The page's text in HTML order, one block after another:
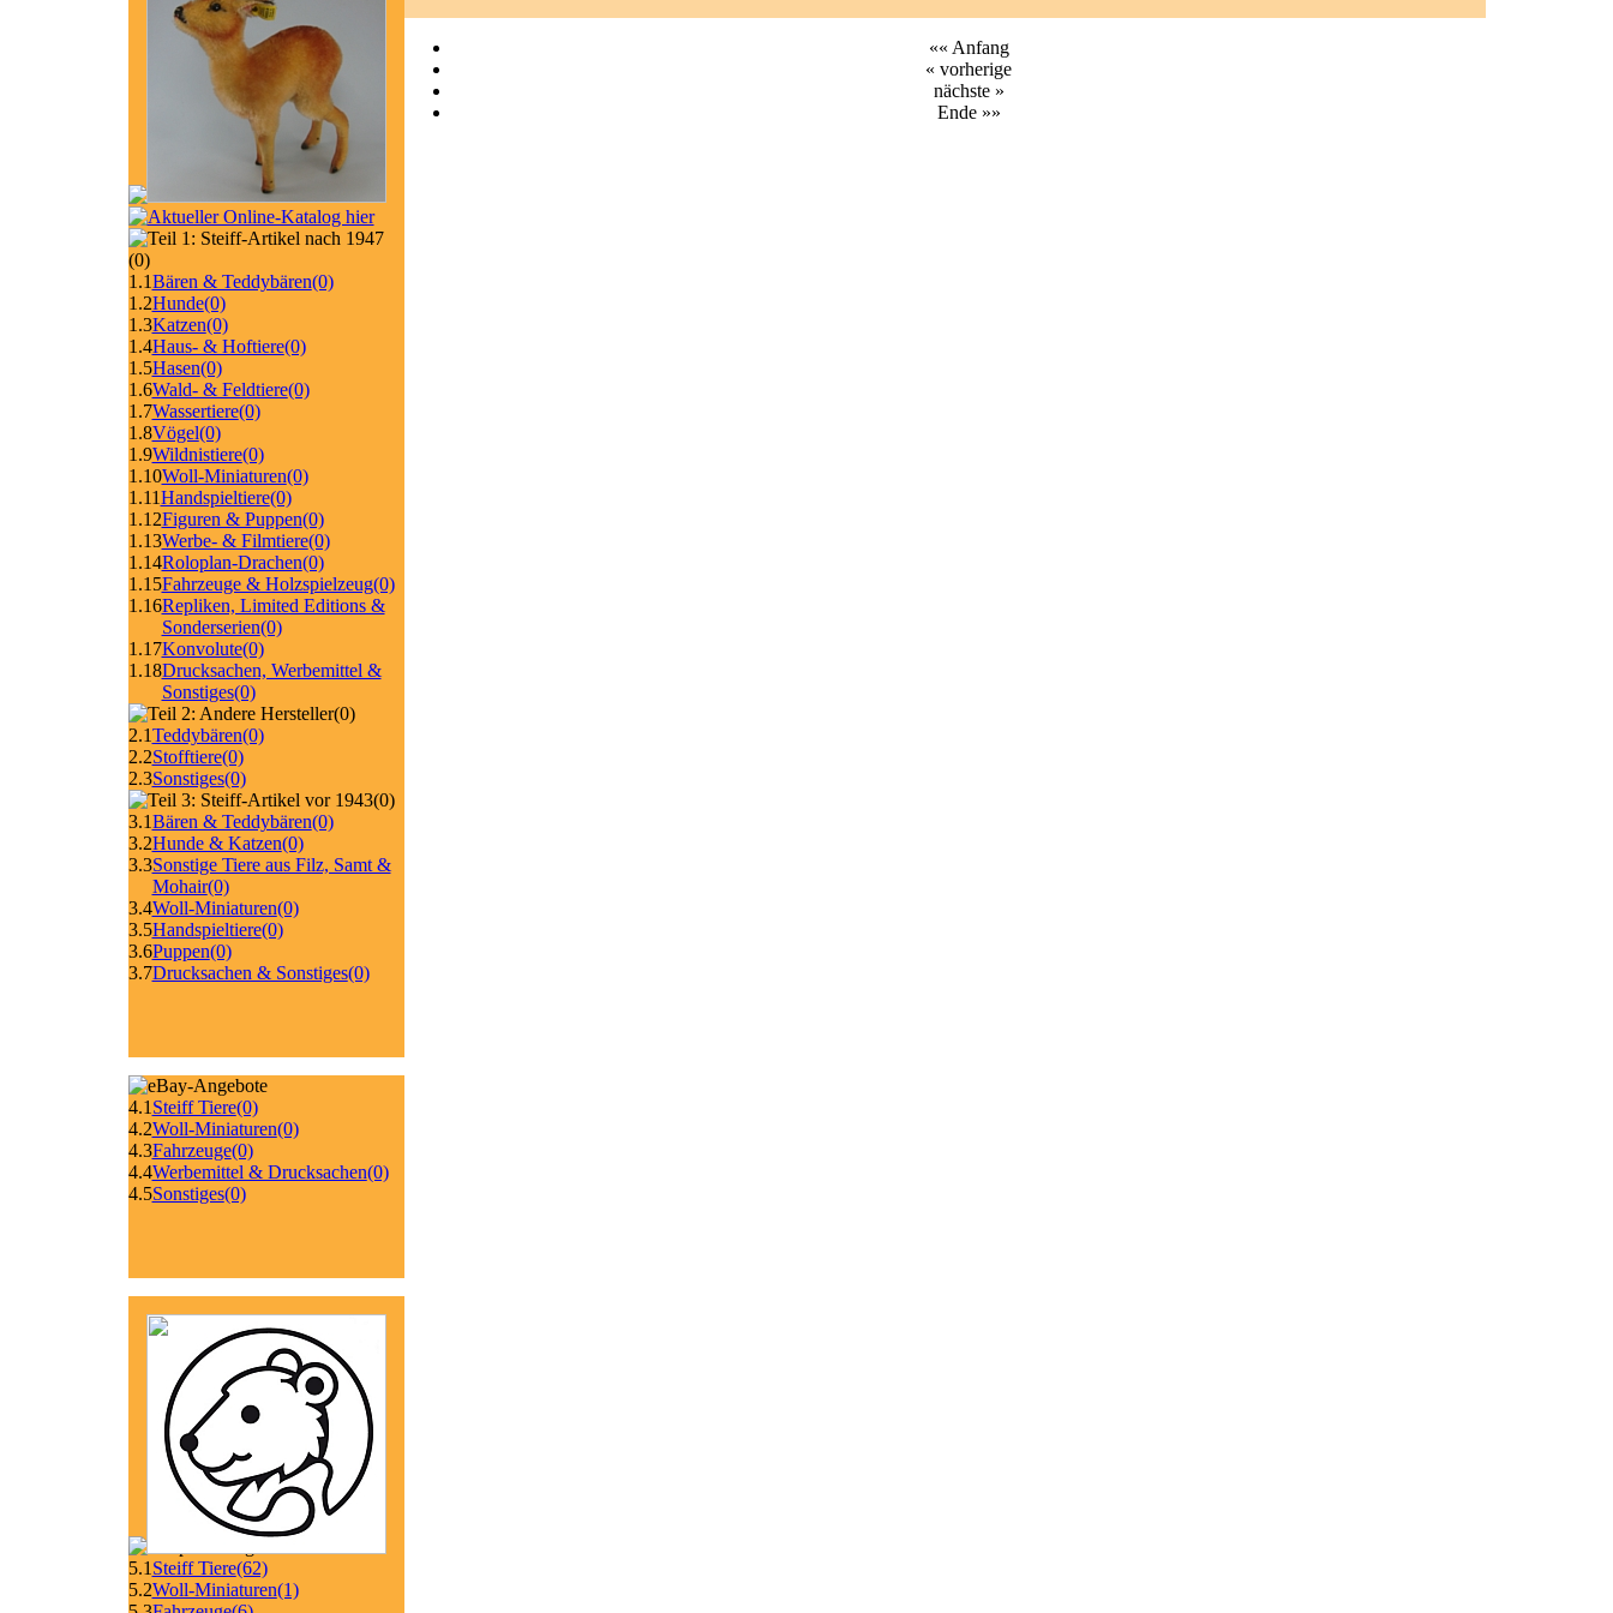
(0)
1.1Bären & Teddybären(0)
1.2Hunde(0)
1.3Katzen(0)
1.4Haus- & Hoftiere(0)
1.5Hasen(0)
1.6Wald- & Feldtiere(0)
1.7Wassertiere(0)
1.8Vögel(0)
1.9Wildnistiere(0)
1.10Woll-Miniaturen(0)
1.11Handspieltiere(0)
1.12Figuren & Puppen(0)
1.13Werbe- & Filmtiere(0)
1.14Roloplan-Drachen(0)
1.15Fahrzeuge & Holzspielzeug(0)
1.16Repliken, Limited Editions &
Sonderserien(0)
1.17Konvolute(0)
1.18Drucksachen, Werbemittel &
Sonstiges(0)
(0)
2.1Teddybären(0)
2.2Stofftiere(0)
2.3Sonstiges(0)
(0)
3.1Bären & Teddybären(0)
3.2Hunde & Katzen(0)
3.3Sonstige Tiere aus Filz, Samt &
Mohair(0)
3.4Woll-Miniaturen(0)
3.5Handspieltiere(0)
3.6Puppen(0)
3.7Drucksachen & Sonstiges(0)
4.1 Steiff Tiere(0)
4.2Woll-Miniaturen(0)
4.3Fahrzeuge(0)
4.4Werbemittel & Drucksachen(0)
4.5Sonstiges(0)
5.1 Steiff Tiere(62)
5.2Woll-Miniaturen(1)
«« Anfang
« vorherige
nächste »
Ende »»